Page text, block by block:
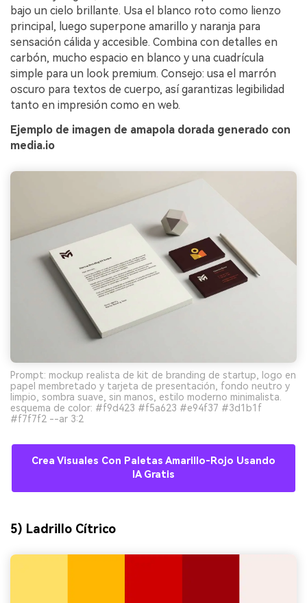
bajo un cielo brillante. Usa el blanco roto como lienzo
principal, luego superpone amarillo y naranja para
sensación cálida y accesible. Combina con detalles en
carbón, mucho espacio en blanco y una cuadrícula
simple para un look premium. Consejo: usa el marrón
oscuro para textos de cuerpo, así garantizas legibilidad
tanto en impresión como en web.
Ejemplo de imagen de amapola dorada generado con
media.io
Prompt: mockup realista de kit de branding de startup, logo en
papel membretado y tarjeta de presentación, fondo neutro y
limpio, sombra suave, sin manos, estilo moderno minimalista.
esquema de color: #f9d423 #f5a623 #e94f37 #3d1b1f
#f7f7f2 --ar 3:2
Crea Visuales Con Paletas Amarillo-Rojo Usando
IA Gratis
5) Ladrillo Cítrico